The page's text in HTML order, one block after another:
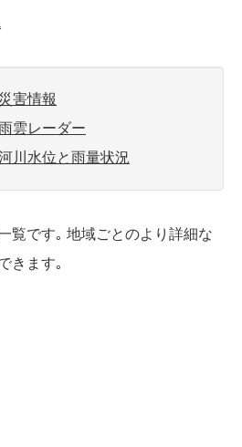
害情報
雲レーダー
川水位と雨量状況
覧です｡ 地域ごとのより詳細な
きます｡